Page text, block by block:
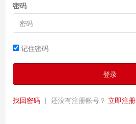
密码
记住密码
登录
找回密码 | 还没有注册帐号？ 立即注册